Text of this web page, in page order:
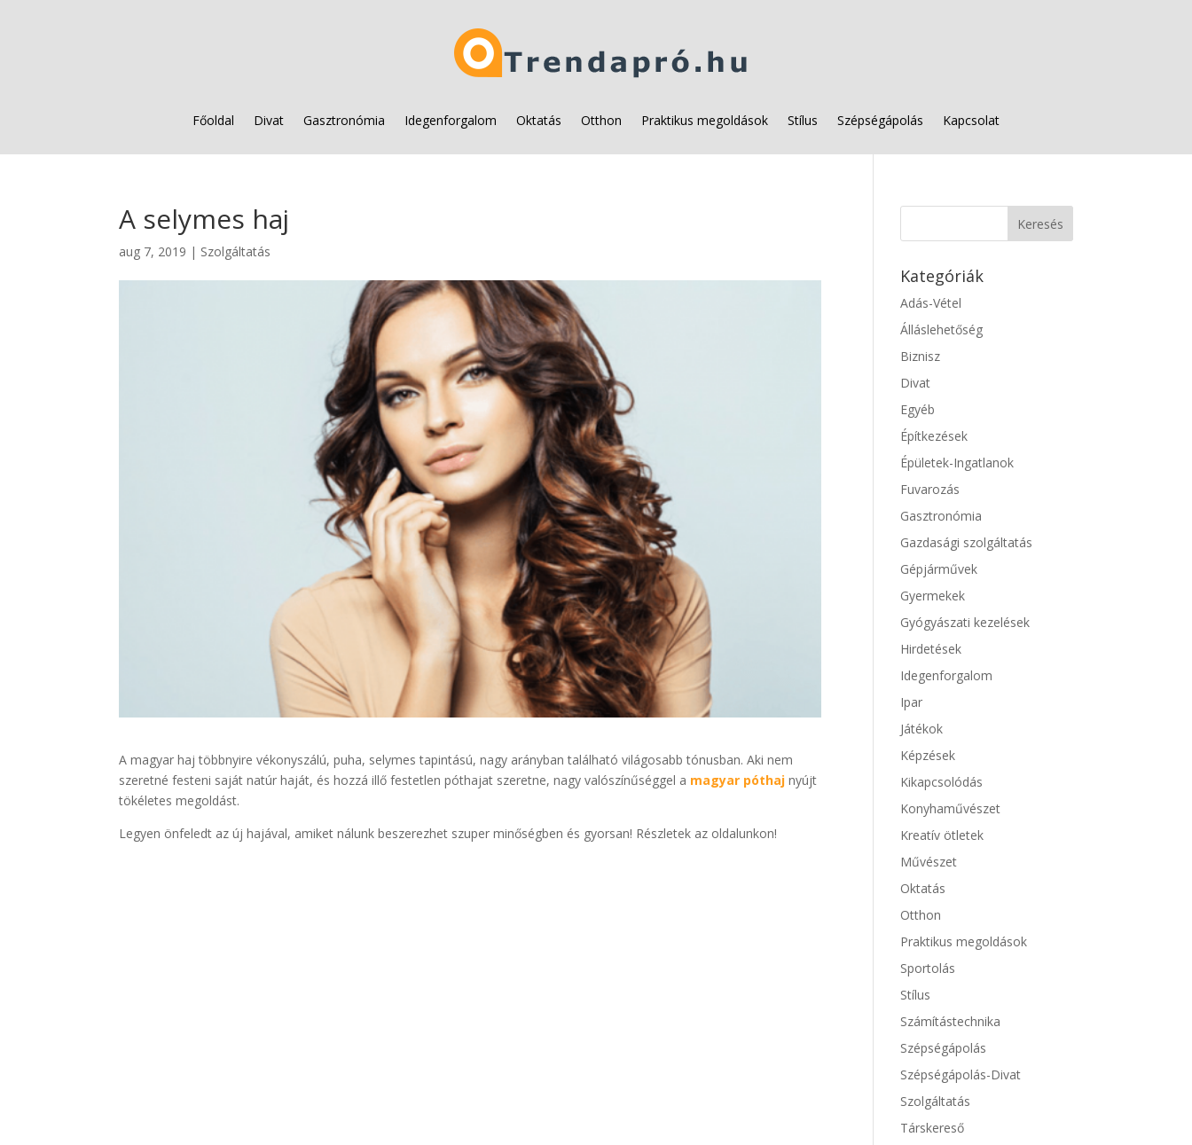
Főoldal Divat Gasztronómia Idegenforgalom Oktatás Otthon Praktikus megoldások Stílus Szépségápolás Kapcsolat
A selymes haj
aug 7, 2019 | Szolgáltatás
A magyar haj többnyire vékonyszálú, puha, selymes tapintású, nagy arányban található világosabb tónusban. Aki nem
szeretné festeni saját natúr haját, és hozzá illő festetlen póthajat szeretne, nagy valószínűséggel a magyar póthaj nyújt
tökéletes megoldást.
Legyen önfeledt az új hajával, amiket nálunk beszerezhet szuper minőségben és gyorsan! Részletek az oldalunkon!
Kategóriák
Adás-Vétel
Álláslehetőség
Biznisz
Divat
Egyéb
Építkezések
Épületek-Ingatlanok
Fuvarozás
Gasztronómia
Gazdasági szolgáltatás
Gépjárművek
Gyermekek
Gyógyászati kezelések
Hirdetések
Idegenforgalom
Ipar
Játékok
Képzések
Kikapcsolódás
Konyhaművészet
Kreatív ötletek
Művészet
Oktatás
Otthon
Praktikus megoldások
Sportolás
Stílus
Számítástechnika
Szépségápolás
Szépségápolás-Divat
Szolgáltatás
Társkereső